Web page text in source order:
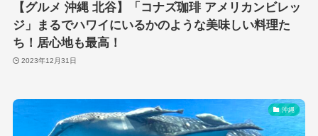
【グルメ 沖縄 北谷】「コナズ珈琲 アメリカンビレッ
ジ」まるでハワイにいるかのような美味しい料理た
ち！居心地も最高！
2023年12月31日
沖縄